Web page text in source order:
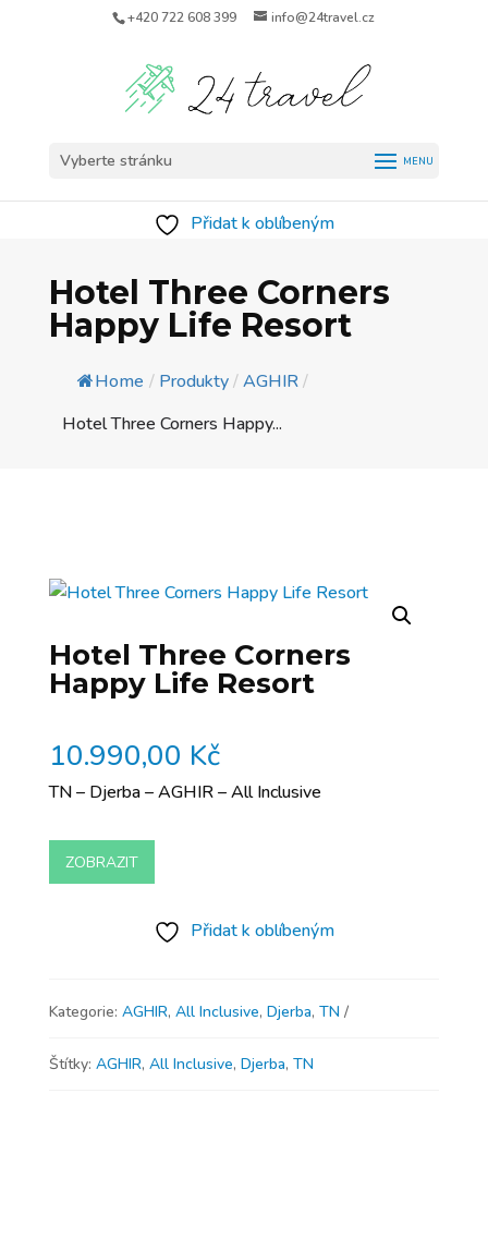
+420 722 608 399 info@24travel.cz
Vyberte stránku
Přidat k oblíbeným
Hotel Three Corners
Happy Life Resort
Home / Produkty/AGHIR/
Hotel Three Corners Happy...
Hotel Three Corners
Happy Life Resort
10.990,00 Kč
TN – Djerba – AGHIR – All Inclusive
ZOBRAZIT
Přidat k oblíbeným
Kategorie: AGHIR, All Inclusive, Djerba, TN
Štítky: AGHIR, All Inclusive, Djerba, TN